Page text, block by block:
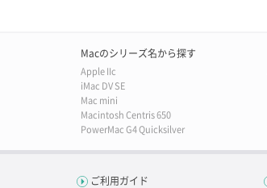
Macのシリーズ名から探す
Apple IIc
iMac DV SE
Mac mini
Macintosh Centris 650
PowerMac G4 Quicksilver
ご利用ガイド